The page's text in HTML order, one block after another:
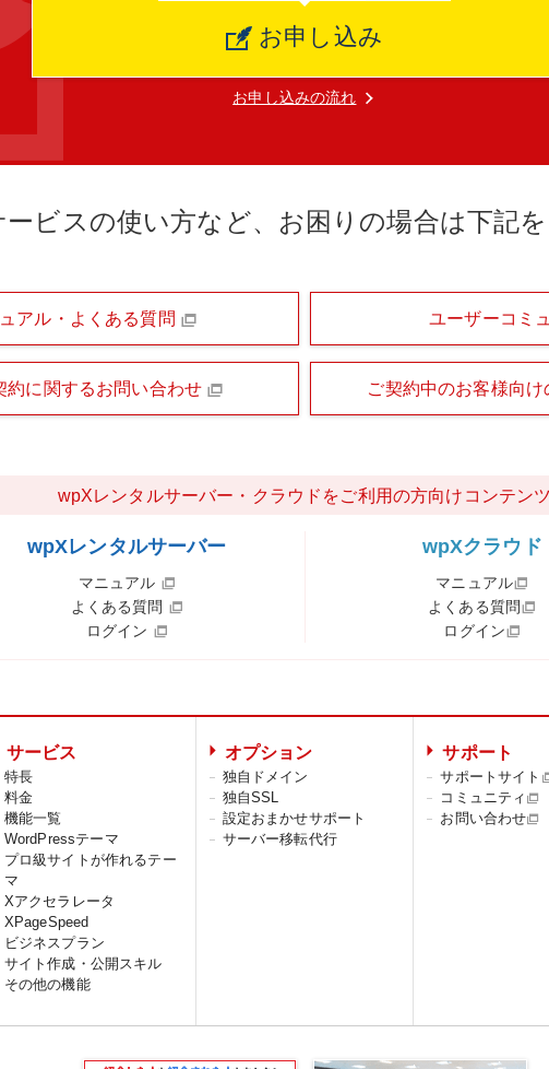
お申し込み
お申し込みの流れ
ービスの使い方など、お困りの場合は下記
アル・よくある質問 ユーザーコミ
約に関するお問い合わせ ご契約中のお客様向
wpXレンタルサーバー・クラウドをご利用の方向けコンテン
wpXレンタルサーバー
マニュアル
よくある質問
ログイン
wpXクラウド
マニュアル
よくある質問
ログイン
サービス
特長
料金
機能一覧
WordPressテーマ
プロ級サイトが作れるテー
マ
Xアクセラレータ
XPageSpeed
ビジネスプラン
サイト作成・公開スキル
その他の機能
オプション
独自ドメイン
独自SSL
設定おまかせサポート
サーバー移転代行
サポート
サポートサイト
コミュニティ
お問い合わせ